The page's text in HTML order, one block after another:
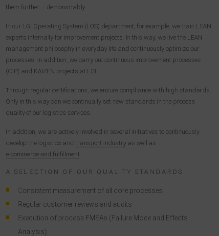
them further – demonstrably.
In our LGI Operating System (LOS) department, for example, we train LEAN
experts internally for improvement projects. In this way, we live the LEAN
management philosophy in everyday life and continuously optimize our
processes. In addition, we carry out continuous improvement processes
(CIP) and KAIZEN projects at LGI.
Through regular certifications, we ensure compliance with high standards.
Only in this way can we continually set new standards in the process
quality of our logistics services.
In addition, we are actively involved in several initiatives to continuously
develop the logistics and transport industry as well as
e-commerce and fulfillment
A SELECTION OF OUR QUALITY STANDARDS:
Consistent measurement of all core processes
Regular customer reviews and audits
Execution of process FMEAs (Failure Mode and Effects
Analysis)